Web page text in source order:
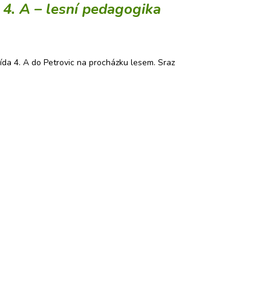
A – lesní pedagogika
4. A do Petrovic na procházku lesem. Sraz